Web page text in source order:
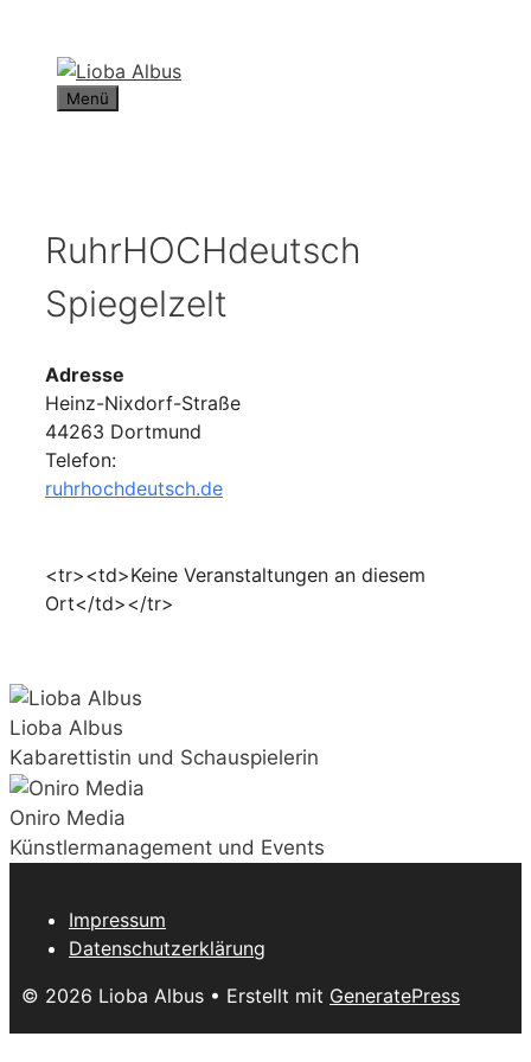
springen
Menü
RuhrHOCHdeutsch
Spiegelzelt
Adresse
Heinz-Nixdorf-Straße
44263 Dortmund
Telefon:
ruhrhochdeutsch.de
<tr><td>Keine Veranstaltungen an diesem
Ort</td></tr>
Lioba Albus
Kabarettistin und Schauspielerin
Oniro Media
Künstlermanagement und Events
Impressum
Datenschutzerklärung
© 2026 Lioba Albus • Erstellt mit GeneratePress